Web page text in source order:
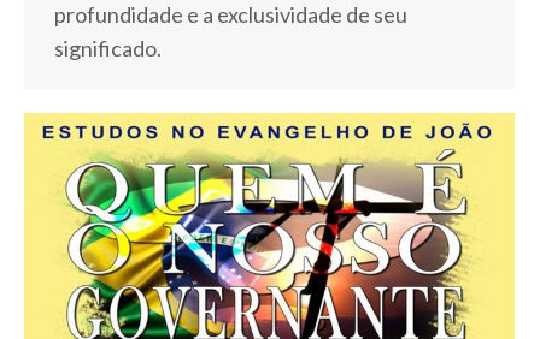
profundidade e a exclusividade de seu
significado.